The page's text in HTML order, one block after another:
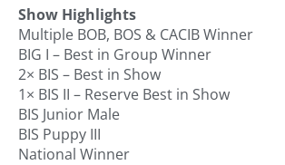
Show Highlights
Multiple BOB, BOS & CACIB Winner
BIG I – Best in Group Winner
2× BIS – Best in Show
1× BIS II – Reserve Best in Show
BIS Junior Male
BIS Puppy III
National Winner